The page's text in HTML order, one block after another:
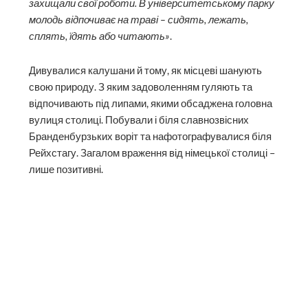
захищали свої роботи. В університетському парку
молодь відпочиває на траві – сидять, лежать,
сплять, їдять або читають».
Дивувалися калушани й тому, як місцеві шанують
свою природу. З яким задоволенням гуляють та
відпочивають під липами, якими обсаджена головна
вулиця столиці. Побували і біля славнозвісних
Бранденбурзьких воріт та нафотографувалися біля
Рейхстагу. Загалом враження від німецької столиці –
лише позитивні.